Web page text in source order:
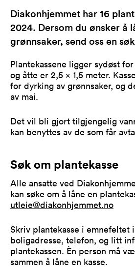
Diakonhjemmet har 16
2024. Dersom du ønsker å
grønnsaker, send oss en
Plantekassene ligger sydøst
og åtte er 2,5 x 1,5 meter.
for dyrking av grønnsaker, og
av mai.
Det vil bli gjort tilgjengelig
kan benyttes av de som får
Søk om plantekasse
Alle ansatte ved
kan søke om å låne en
utleie@diakonhjemmet.no
Skriv plantekasse i emnefeltet
boligadresse, telefon, og litt
plantekassen. Èn person må
sammen å låne en kasse.